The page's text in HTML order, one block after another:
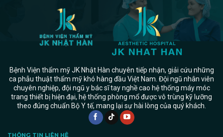
Bệnh Viện thẩm mỹ JK Nhật Hàn chuyên tiếp nhận, giải cứu những
ca phẫu thuật thẩm mỹ khó hàng đầu Việt Nam. Đội ngũ nhân viên
chuyên nghiệp, đội ngũ y bác sĩ tay nghề cao hệ thống máy móc
trang thiết bị hiện đại, hệ thống phòng mổ được vô trùng kỹ lưỡng
theo đúng chuẩn Bộ Y tế, mang lại sự hài lòng của quý khách.
THÔNG TIN LIÊN HỆ